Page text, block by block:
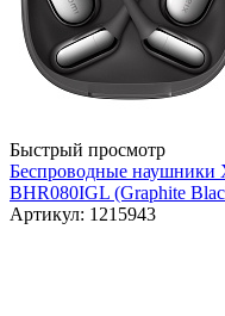
Быстрый просмотр
Беспроводные наушники
BHR080IGL (Graphite
Артикул: 1215943